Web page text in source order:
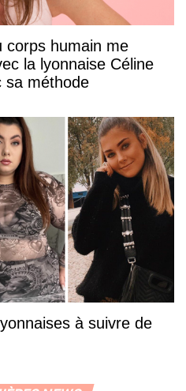
corps humain me
la lyonnaise Céline
sa méthode
à suivre de